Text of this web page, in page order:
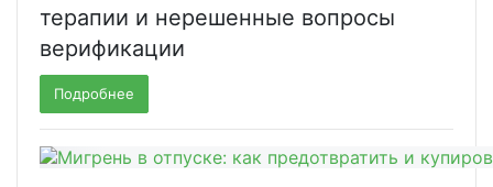
терапии и нерешенные вопросы
верификации
Подробнее